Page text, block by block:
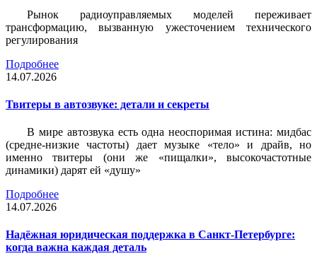
Рынок радиоуправляемых моделей переживает
трансформацию, вызванную ужесточением технического
регулирования
Подробнее
14.07.2026
Твитеры в автозвуке: детали и секреты
В мире автозвука есть одна неоспоримая истина: мидбас
(средне-низкие частоты) дает музыке «тело» и драйв, но
именно твитеры (они же «пищалки», высокочастотные
динамики) дарят ей «душу»
Подробнее
14.07.2026
Надёжная юридическая поддержка в Санкт-Петербурге:
когда важна каждая деталь